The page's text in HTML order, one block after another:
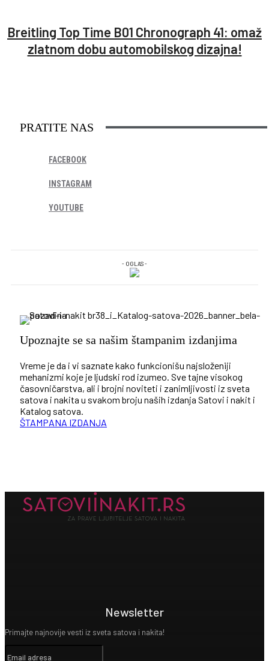
Breitling Top Time B01 Chronograph 41: omaž
zlatnom dobu automobilskog dizajna!
PRATITE NAS
FACEBOOK
INSTAGRAM
YOUTUBE
- OGLAS -
Upoznajte se sa našim štampanim izdanjima
Vreme je da i vi saznate kako funkcionišu najsloženiji
mehanizmi koje je ljudski rod izumeo. Sve tajne visokog
časovničarstva, ali i brojni noviteti i zanimljivosti iz sveta
satova i nakita u svakom broju naših izdanja Satovi i nakit i
Katalog satova.
ŠTAMPANA IZDANJA
Newsletter
Primajte najnovije vesti iz sveta satova i nakita!